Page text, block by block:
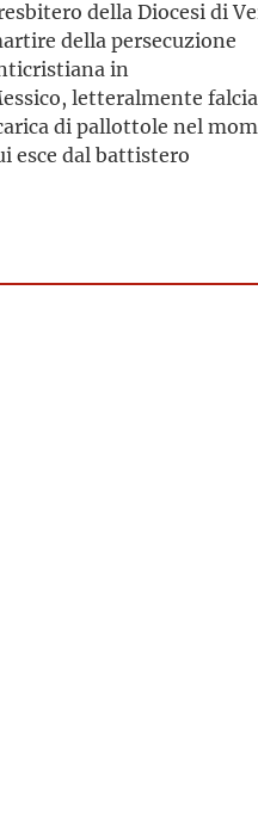
della Diocesi di
della persecuzione
in
letteralmente
di pallottole nel
esce dal battistero